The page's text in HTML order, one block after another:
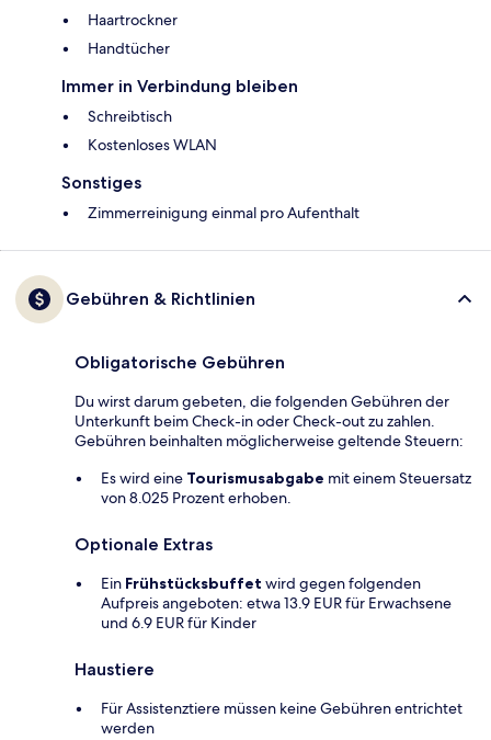
Haartrockner
Handtücher
Immer in Verbindung bleiben
Schreibtisch
Kostenloses WLAN
Sonstiges
Zimmerreinigung einmal pro Aufenthalt
Gebühren & Richtlinien
Obligatorische Gebühren
Du wirst darum gebeten, die folgenden Gebühren der
Unterkunft beim Check-in oder Check-out zu zahlen.
Gebühren beinhalten möglicherweise geltende Steuern:
Es wird eine Tourismusabgabe mit einem Steuersatz
von 8.025 Prozent erhoben.
Optionale Extras
Ein Frühstücksbuffet wird gegen folgenden
Aufpreis angeboten: etwa 13.9 EUR für Erwachsene
und 6.9 EUR für Kinder
Haustiere
Für Assistenztiere müssen keine Gebühren entrichtet
werden